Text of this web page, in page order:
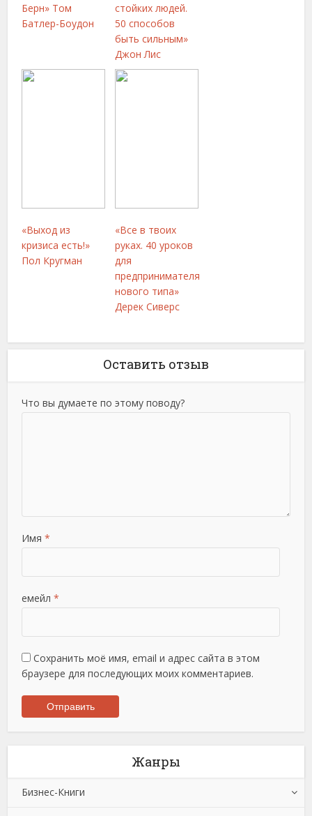
Берн» Том
Батлер-Боудон
стойких людей.
50 способов
быть сильным»
Джон Лис
«Выход из
кризиса есть!»
Пол Кругман
«Все в твоих
руках. 40 уроков
для
предпринимателя
нового типа»
Дерек Сиверс
Оставить отзыв
Что вы думаете по этому поводу?
Имя *
емейл *
Сохранить моё имя, email и адрес сайта в этом
браузере для последующих моих комментариев.
Жанры
Бизнес-Книги